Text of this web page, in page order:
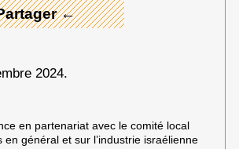
←
2024.
en partenariat avec le comité local
général et sur l’industrie israélienne